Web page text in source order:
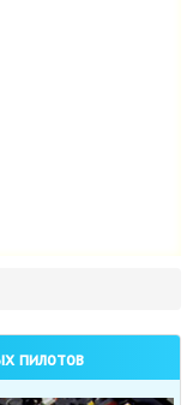
пилотов